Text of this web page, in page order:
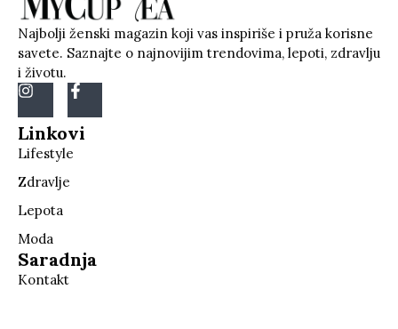
Najbolji ženski magazin koji vas inspiriše i pruža korisne
savete. Saznajte o najnovijim trendovima, lepoti, zdravlju
i životu.
Linkovi
Lifestyle
Zdravlje
Lepota
Moda
Saradnja
Kontakt